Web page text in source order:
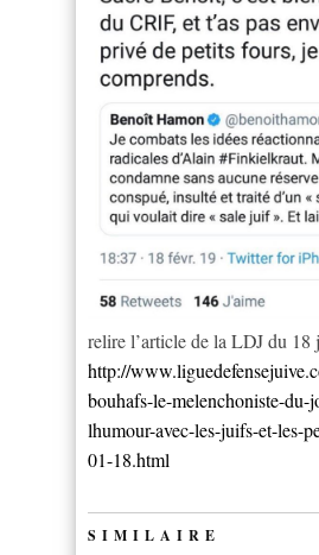
relire l’article de la LDJ du 18
http://
bouhafs-le-melenchoniste-du-
lhumour-avec-les-juifs-et-les-
01-18.html
SIMILAIRE